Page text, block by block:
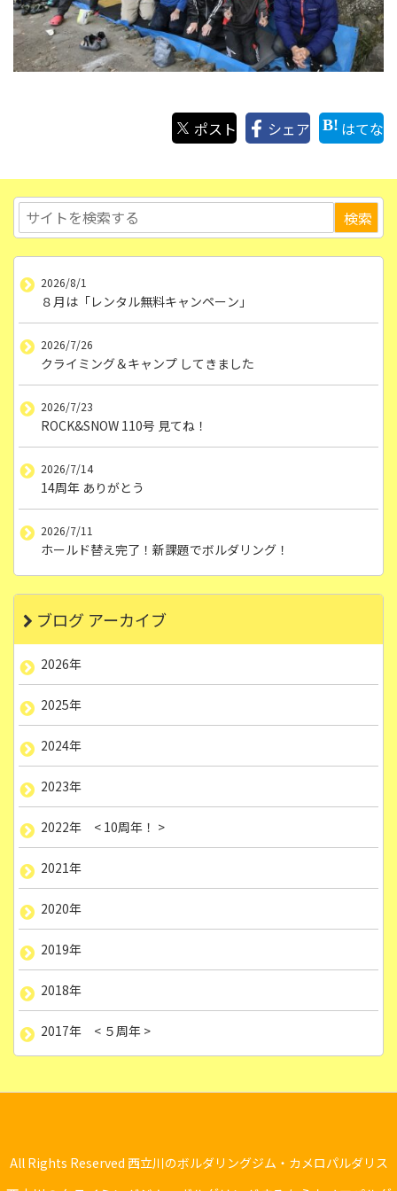
ポスト シェア はてな
2026/8/1
８月は「レンタル無料キャンペーン」
2026/7/26
クライミング＆キャンプ してきました
2026/7/23
ROCK&SNOW 110号 見てね！
2026/7/14
14周年 ありがとう
2026/7/11
ホールド替え完了！新課題でボルダリング！
ブログ アーカイブ
2026年
2025年
2024年
2023年
2022年 < 10周年！ >
2021年
2020年
2019年
2018年
2017年 < ５周年 >
All Rights Reserved 西立川のボルダリングジム・カメロパルダリス